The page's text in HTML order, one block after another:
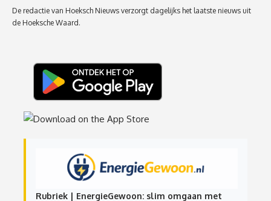
De redactie van Hoeksch Nieuws verzorgt dagelijks het laatste nieuws uit
de Hoeksche Waard.
Rubriek | EnergieGewoon: slim omgaan met